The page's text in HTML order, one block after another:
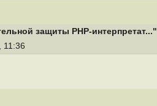
защиты PHP-интерпретат..."
11:36